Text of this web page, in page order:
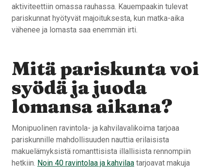
aktiviteettiin omassa rauhassa. Kauempaakin tulevat
pariskunnat hyötyvät majoituksesta, kun matka-aika
vähenee ja lomasta saa enemmän irti.
Mitä pariskunta voi
syödä ja juoda
lomansa aikana?
Monipuolinen ravintola- ja kahvilavalikoima tarjoaa
pariskunnille mahdollisuuden nauttia erilaisista
makuelämyksistä romanttisista illallisista rennompiin
hetkiin. Noin 40 ravintolaa ja kahvilaa tarjoavat makuja